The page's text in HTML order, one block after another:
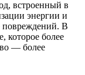
встроенный в
энергии и
повреждений. В
которое более
— более